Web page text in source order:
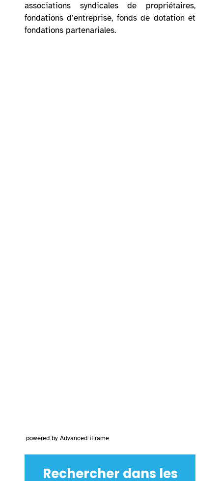
associations syndicales de propriétaires,
fondations d’entreprise, fonds de dotation et
fondations partenariales.
powered by Advanced iFrame
Rechercher dans les